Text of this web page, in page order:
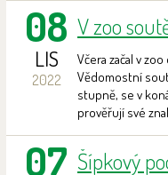
08
LIS
2022
V zoo
Včera začal v
Vědomostní
stupně, se v
prověřují své
07 Šípkový